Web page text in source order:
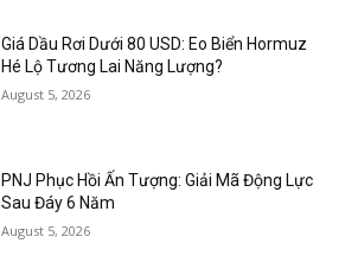
Giá Dầu Rơi Dưới 80 USD: Eo Biển Hormuz
Hé Lộ Tương Lai Năng Lượng?
August 5, 2026
PNJ Phục Hồi Ấn Tượng: Giải Mã Động Lực
Sau Đáy 6 Năm
August 5, 2026